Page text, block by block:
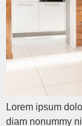
Lorem ipsum
diam nonummy